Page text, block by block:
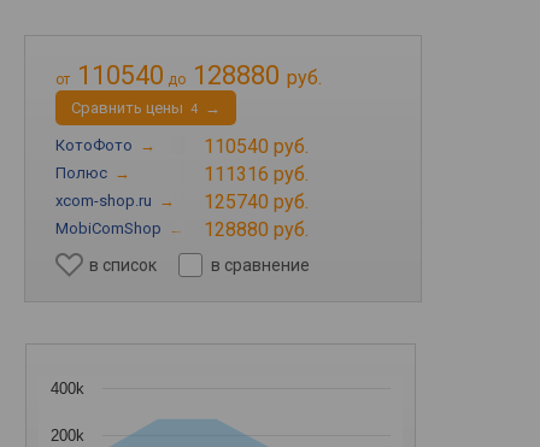
от 110540 до 128880 руб.
Cравнить цены 4 →
КотоФото → 110540 руб.
Полюс → 111316 руб.
xcom-shop.ru → 125740 руб.
MobiComShop → 128880 руб.
в список в сравнение
200k
400k